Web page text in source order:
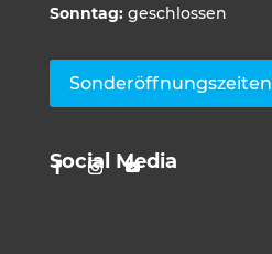
Sonntag: geschlossen
Sonderöffnungszeiten
Social Media